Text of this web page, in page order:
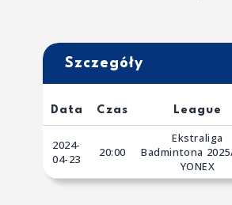
Szczegóły
Data Czas League
2024-
04-23
20:00
Ekstraliga
Badmintona
YONEX